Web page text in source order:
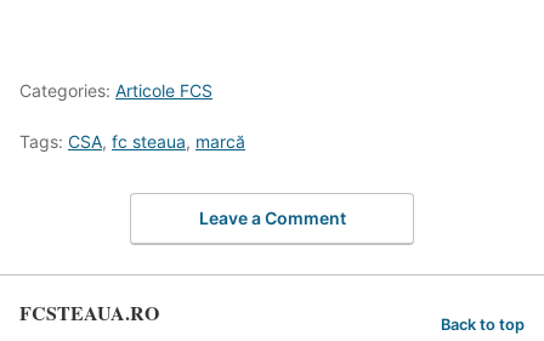
Categories: Articole FCS
Tags: CSA, fc steaua, marcă
Leave a Comment
FCSTEAUA.RO Back to top